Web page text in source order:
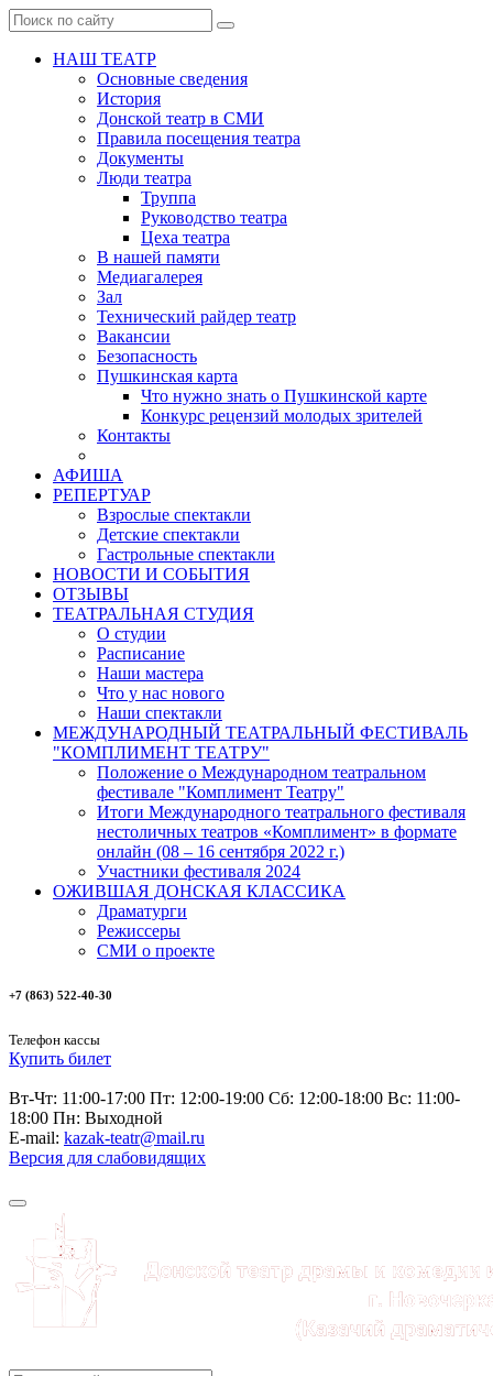
НАШ ТЕАТР
Основные сведения
История
Донской театр в СМИ
Правила посещения театра
Документы
Люди театра
Труппа
Руководство театра
Цеха театра
В нашей памяти
Медиагалерея
Зал
Технический райдер театр
Вакансии
Безопасность
Пушкинская карта
Что нужно знать о Пушкинской карте
Конкурс рецензий молодых зрителей
Контакты
АФИША
РЕПЕРТУАР
Взрослые спектакли
Детские спектакли
Гастрольные спектакли
НОВОСТИ И СОБЫТИЯ
ОТЗЫВЫ
ТЕАТРАЛЬНАЯ СТУДИЯ
О студии
Расписание
Наши мастера
Что у нас нового
Наши спектакли
МЕЖДУНАРОДНЫЙ ТЕАТРАЛЬНЫЙ ФЕСТИВАЛЬ
"КОМПЛИМЕНТ ТЕАТРУ"
Положение о Международном театральном
фестивале "Комплимент Театру"
Итоги Международного театрального фестиваля
нестоличных театров «Комплимент» в формате
онлайн (08 – 16 сентября 2022 г.)
Участники фестиваля 2024
ОЖИВШАЯ ДОНСКАЯ КЛАССИКА
Драматурги
Режиссеры
СМИ о проекте
+7 (863) 522-40-30
Телефон кассы
Купить билет
Вт-Чт: 11:00-17:00 Пт: 12:00-19:00 Сб: 12:00-18:00 Вс: 11:00-
18:00 Пн: Выходной
E-mail: kazak-teatr@mail.ru
Версия для слабовидящих